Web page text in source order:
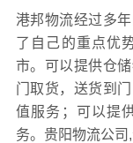
港邦物流经过多
了自己的重点优
市。可以提供仓
门取货，送货到
值服务；可以提
务。贵阳物流公司